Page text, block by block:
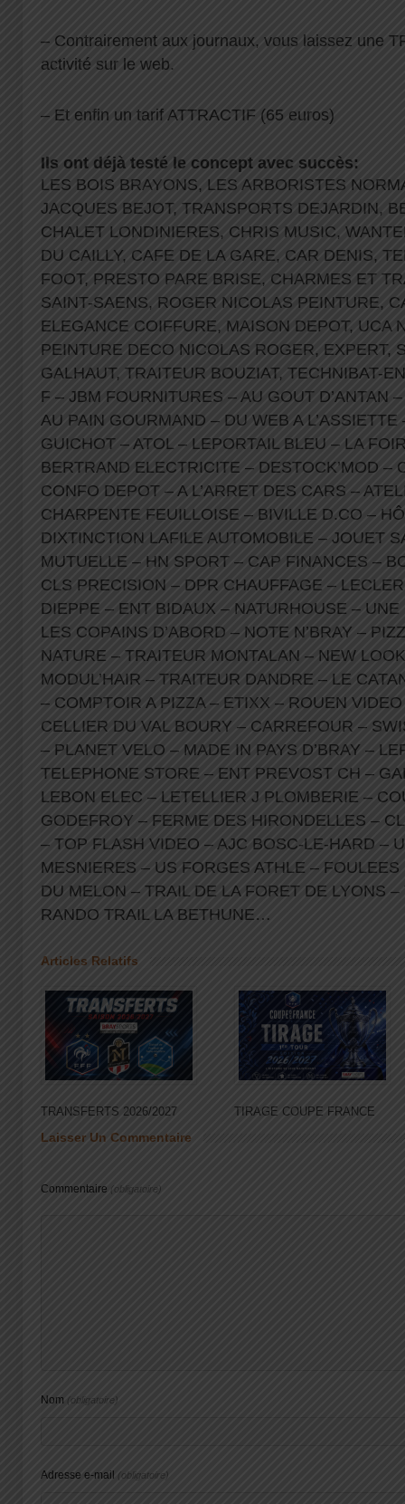
– Contrairement aux journaux, vous laissez une
activité sur le web.
– Et enfin un tarif ATTRACTIF (65 euros)
Ils ont déjà testé le concept avec succès:
LES BOIS BRAYONS, LES ARBORISTES
JACQUES BEJOT, TRANSPORTS DEJARDIN,
CHALET LONDINIERES, CHRIS MUSIC,
DU CAILLY, CAFE DE LA GARE, CAR DENIS,
FOOT, PRESTO PARE BRISE, CHARMES ET
SAINT-SAENS, ROGER NICOLAS PEINTURE,
ELEGANCE COIFFURE, MAISON DEPOT, UCA
PEINTURE DECO NICOLAS ROGER, EXPERT,
GALHAUT, TRAITEUR BOUZIAT, TECHNIBAT-
F – JBM FOURNITURES – AU GOUT D’ANTAN
AU PAIN GOURMAND – DU WEB A
GUICHOT – ATOL – LEPORTAIL BLEU – LA
BERTRAND ELECTRICITE – DESTOCK’MOD –
CONFO DEPOT – A L’ARRET DES CARS –
CHARPENTE FEUILLOISE – BIVILLE D.CO –
DIXTINCTION LAFILE AUTOMOBILE – JOUET
MUTUELLE – HN SPORT – CAP FINANCES –
CLS PRECISION – DPR CHAUFFAGE –
DIEPPE – ENT BIDAUX – NATURHOUSE –
LES COPAINS D’ABORD – NOTE N’BRAY –
NATURE – TRAITEUR MONTALAN – NEW
MODUL’HAIR – TRAITEUR DANDRE – LE
– COMPTOIR A PIZZA – ETIXX – ROUEN
CELLIER DU VAL BOURY – CARREFOUR –
– PLANET VELO – MADE IN PAYS D’BRAY –
TELEPHONE STORE – ENT PREVOST CH –
LEBON ELEC – LETELLIER J PLOMBERIE –
GODEFROY – FERME DES HIRONDELLES –
– TOP FLASH VIDEO – AJC BOSC-LE-HARD –
MESNIERES – US FORGES ATHLE –
DU MELON – TRAIL DE LA FORET DE LYONS –
RANDO TRAIL LA BETHUNE…
Articles Relatifs
TRANSFERTS 2026/2027 TIRAGE COUPE FRANCE
Laisser Un Commentaire
Commentaire (obligatoire)
Nom (obligatoire)
Adresse e-mail (obligatoire)